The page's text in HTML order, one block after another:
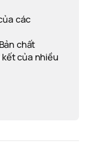
các
chất
kết của nhiều